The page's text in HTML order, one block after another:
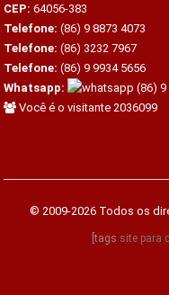
CEP: 64056-383
Telefone: (86) 9 8873 4073
Telefone: (86) 3232 7967
Telefone: (86) 9 9934 5656
Whatsapp:
(86) 9
Você é o visitante 2036099
© 2009-2026 Todos os
[tags site para